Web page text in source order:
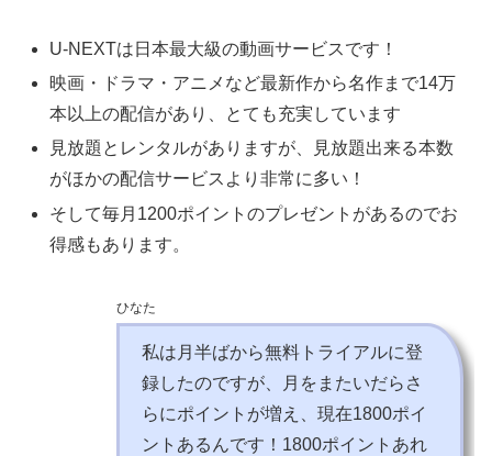
U-NEXTは日本最大級の動画サービスです！
映画・ドラマ・アニメなど最新作から名作まで14万
本以上の配信があり、とても充実しています
見放題とレンタルがありますが、見放題出来る本数
がほかの配信サービスより非常に多い！
そして毎月1200ポイントのプレゼントがあるのでお
得感もあります。
ひなた
私は月半ばから無料トライアルに登
録したのですが、月をまたいだらさ
らにポイントが増え、現在1800ポイ
ントあるんです！1800ポイントあれ